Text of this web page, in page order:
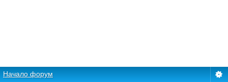
Начало форум